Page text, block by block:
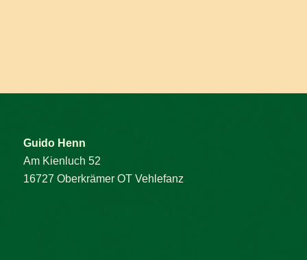
Guido Henn
Am Kienluch 52
16727 Oberkrämer OT Vehlefanz